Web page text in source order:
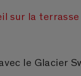
sur la
le Glacier